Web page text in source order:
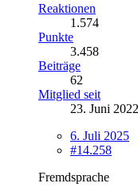
Reaktionen
1.574
Punkte
3.458
Beiträge
62
Mitglied seit
23. Juni 2022
6. Juli 2025
#14.258
Fremdsprache